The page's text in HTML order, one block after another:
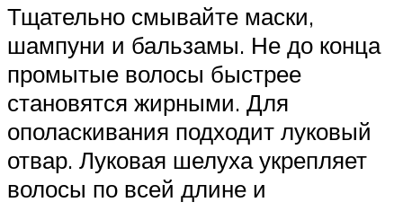
Тщательно смывайте маски,
шампуни и бальзамы. Не до конца
промытые волосы быстрее
становятся жирными. Для
ополаскивания подходит луковый
отвар. Луковая шелуха укрепляет
волосы по всей длине и